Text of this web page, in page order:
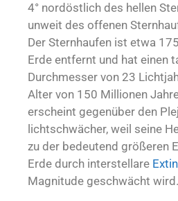
4° nordöstlich des hellen
unweit des offenen
Der Sternhaufen ist etwa
Erde entfernt und hat einen
Durchmesser von 23
Alter von 150 Millionen
erscheint gegenüber den
lichtschwächer, weil seine
zu der bedeutend größeren
Erde durch interstellare
Magnitude geschwächt wird.